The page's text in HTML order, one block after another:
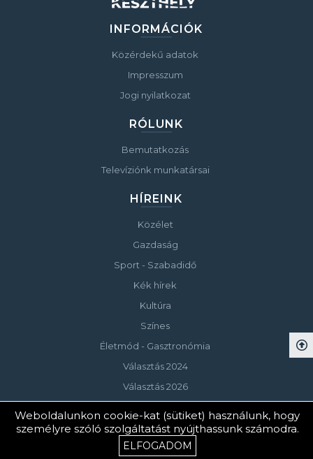
INFORMÁCIÓK
Közérdekű adatok
Impresszum
Jogi nyilatkozat
RÓLUNK
Bemutatkozás
Televíziónk munkatársai
HÍREINK
Közélet
Gazdaság
Sport - Szabadidő
Kék hírek
Kultúra
Színes
Életmód - Gasztronómia
Választás 2024
Választás 2026
© Copyright 2023 Keszthelyi Televízió
Weboldalunkon cookie-kat (sütiket) használunk, hogy
személyre szóló szolgáltatást nyújthassunk számodra.
ELFOGADOM